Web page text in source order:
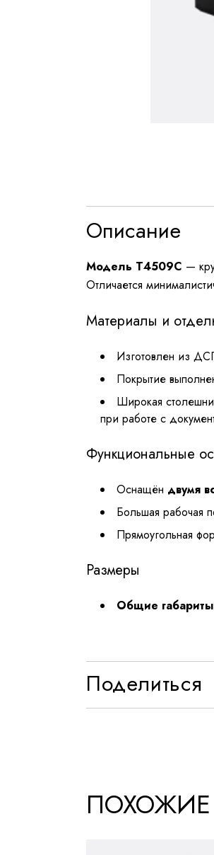
Описание
Модель T4509C —
Отличается
Материалы и
Изготовлен из
Покрытие
Широкая
при работе с
Функциональные
Оснащён двумя
Большая рабочая
Прямоугольная
Размеры
Общие
Поделиться
ПОХОЖИЕ